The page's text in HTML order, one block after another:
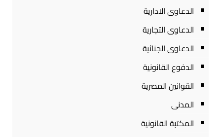
الدعاوى الادارية
الدعاوى التجارية
الدعاوى الجنائية
الدفوع القانونية
القوانين المصرية
المدنى
المكتبة القانونية